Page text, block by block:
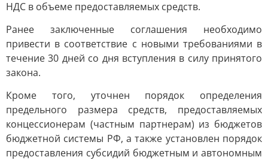
НДС в объеме предоставляемых средств.
Ранее заключенные соглашения необходимо
привести в соответствие с новыми требованиями в
течение 30 дней со дня вступления в силу принятого
закона.
Кроме того, уточнен порядок определения
предельного размера средств, предоставляемых
концессионерам (частным партнерам) из бюджетов
бюджетной системы РФ, а также установлен порядок
предоставления субсидий бюджетным и автономным